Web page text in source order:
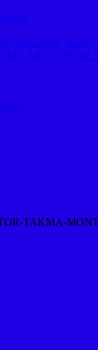
ANKARA,
ARAÇ
TAKMA-